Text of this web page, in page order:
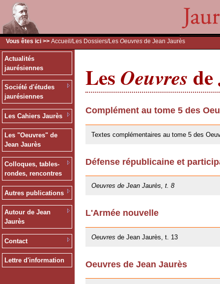
Vous êtes ici >> Accueil /Les Dossiers/Les Oeuvres de Jean Jaurès
Actualités
jaurésiennes
Société d'études
jaurésiennes
Les Cahiers Jaurès
Les "Oeuvres" de
Jean Jaurès
Colloques, tables-
rondes, rencontres
Autres publications
Autour de Jean
Jaurès
Contact
Lettre d'information
Les Oeuvres
Complément au tome 5 des
Textes complémentaires au tome 5 des
Défense républicaine et
Oeuvres de Jean Jaurès, t. 8
L'Armée nouvelle
Oeuvres de Jean Jaurès, t. 13
Oeuvres de Jean Jaurès